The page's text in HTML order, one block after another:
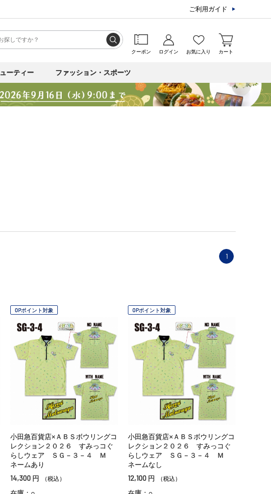
ご利用ガイド
クーポン ログイン お気に入り カート
ーティー ファッション・スポーツ
1
OPポイント対象
小田急百貨店×ＡＢＳボウリングコ
レクション２０２６ すみっコぐ
らしウェア ＳＧ－３－４ Ｍ
ネームあり
14,300 円 （税込）
OPポイント対象
小田急百貨店×ＡＢＳボウリングコ
レクション２０２６ すみっコぐ
らしウェア ＳＧ－３－４ Ｍ
ネームなし
12,100 円 （税込）